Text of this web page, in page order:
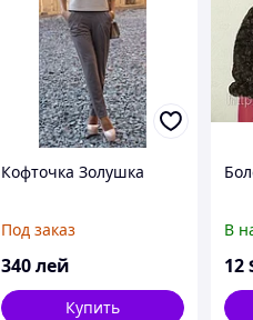
Кофточка Золушка
Под заказ
340лей
Купить
В
12